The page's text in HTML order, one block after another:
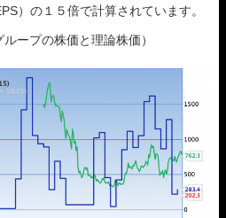
）の１５倍で計算されています。
ープの株価と理論株価）